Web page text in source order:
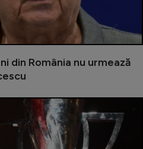
din România nu urmează